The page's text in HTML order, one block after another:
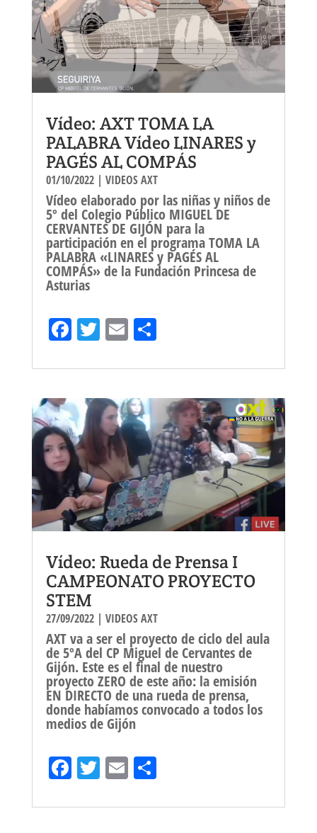
Vídeo: AXT TOMA LA
PALABRA Vídeo LINARES y
PAGÉS AL COMPÁS
01/10/2022| VIDEOS AXT
Vídeo elaborado por las niñas y niños de
5º del Colegio Público MIGUEL DE
CERVANTES DE GIJÓN para la
participación en el programa TOMA LA
PALABRA «LINARES y PAGÉS AL
COMPÁS» de la Fundación Princesa de
Asturias
Fa
bo
ok
T
tt
er
E
ail
Sh
e
Vídeo: Rueda de Prensa I
CAMPEONATO PROYECTO
STEM
27/09/2022| VIDEOS AXT
AXT va a ser el proyecto de ciclo del aula
de 5ºA del CP Miguel de Cervantes de
Gijón. Este es el final de nuestro
proyecto ZERO de este año: la emisión
EN DIRECTO de una rueda de prensa,
donde habíamos convocado a todos los
medios de Gijón
Fa
bo
T
tt
E
ail
Sh
e